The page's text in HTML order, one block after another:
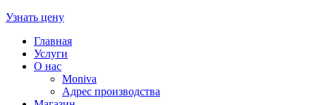
Узнать цену
Главная
Услуги
О нас
Moniva
Адрес производства